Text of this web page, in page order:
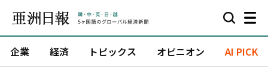
企業 経済 トピックス オピニオン AI PICK